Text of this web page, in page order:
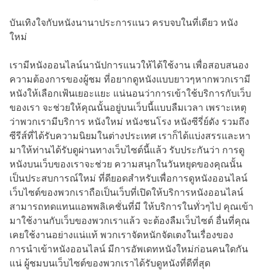
บันเทิงใจกับหนังนานาประการแนว ครบจบในที่เดียว หนัง
ใหม่
เรามีหนังออนไลน์นานัปการแนวให้ได้ใช้งาน เพื่อสอบสนอง
ความต้องการของผู้ชม ที่อยากดูหนังแบบยาวๆหากพวกเรามี
หนังให้เลือกเฟ้นเยอะแยะ แน่นอนว่าการเข้าใช้บริการกับเว็บ
ของเรา จะช่วยให้คุณนั้นอยู่บนเว็บนี้แบบลืมเวลา เพราะเหตุ
ว่าพวกเรามีบริการ หนังใหม่ หนังชนโรง หนังซีรี่ย์ดัง รวมถึง
ซีรีส์ที่ได้รับความนิยมในต่างประเทศ เราก็ได้แบ่งสรรและหา
มาให้ท่านได้รับดูผ่านทางเว็บไซต์นี้แล้ว รับประกันว่า การดู
หนังบนเว็บของเราจะช่วย ความสนุกในวันหยุดของคุณนั้น
เป็นประสบการณ์ใหม่ ที่ดียอดสำหรับเพื่อการดูหนังออนไลน์
เว็บไซต์ของพวกเราถือเป็นเว็บที่เปิดให้บริการหนังออนไลน์
สามารถทดแทนแอพพลิเคชั่นที่มี ให้บริการในทั่วๆไป คุณเข้า
มาใช้งานกับเว็บของพวกเราแล้ว จะต้องลืมเว็บไซต์ อื่นที่คุณ
เคยใช้งานอย่างแน่แท้ พวกเราจัดหนักจัดเตงในเรื่องของ
การนำเข้าหนังออนไลน์ มีการอัพเดทหนังใหม่ก่อนคนใดกัน
แน่ ผู้ชมบนเว็บไซต์ของพวกเราได้รับดูหนังที่ดีที่สุด